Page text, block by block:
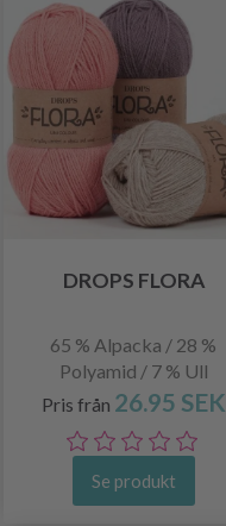
DROPS FLORA
65 % Alpacka / 28 %
Polyamid / 7 % Ull
Pris från 26.95 SEK
Se produkt